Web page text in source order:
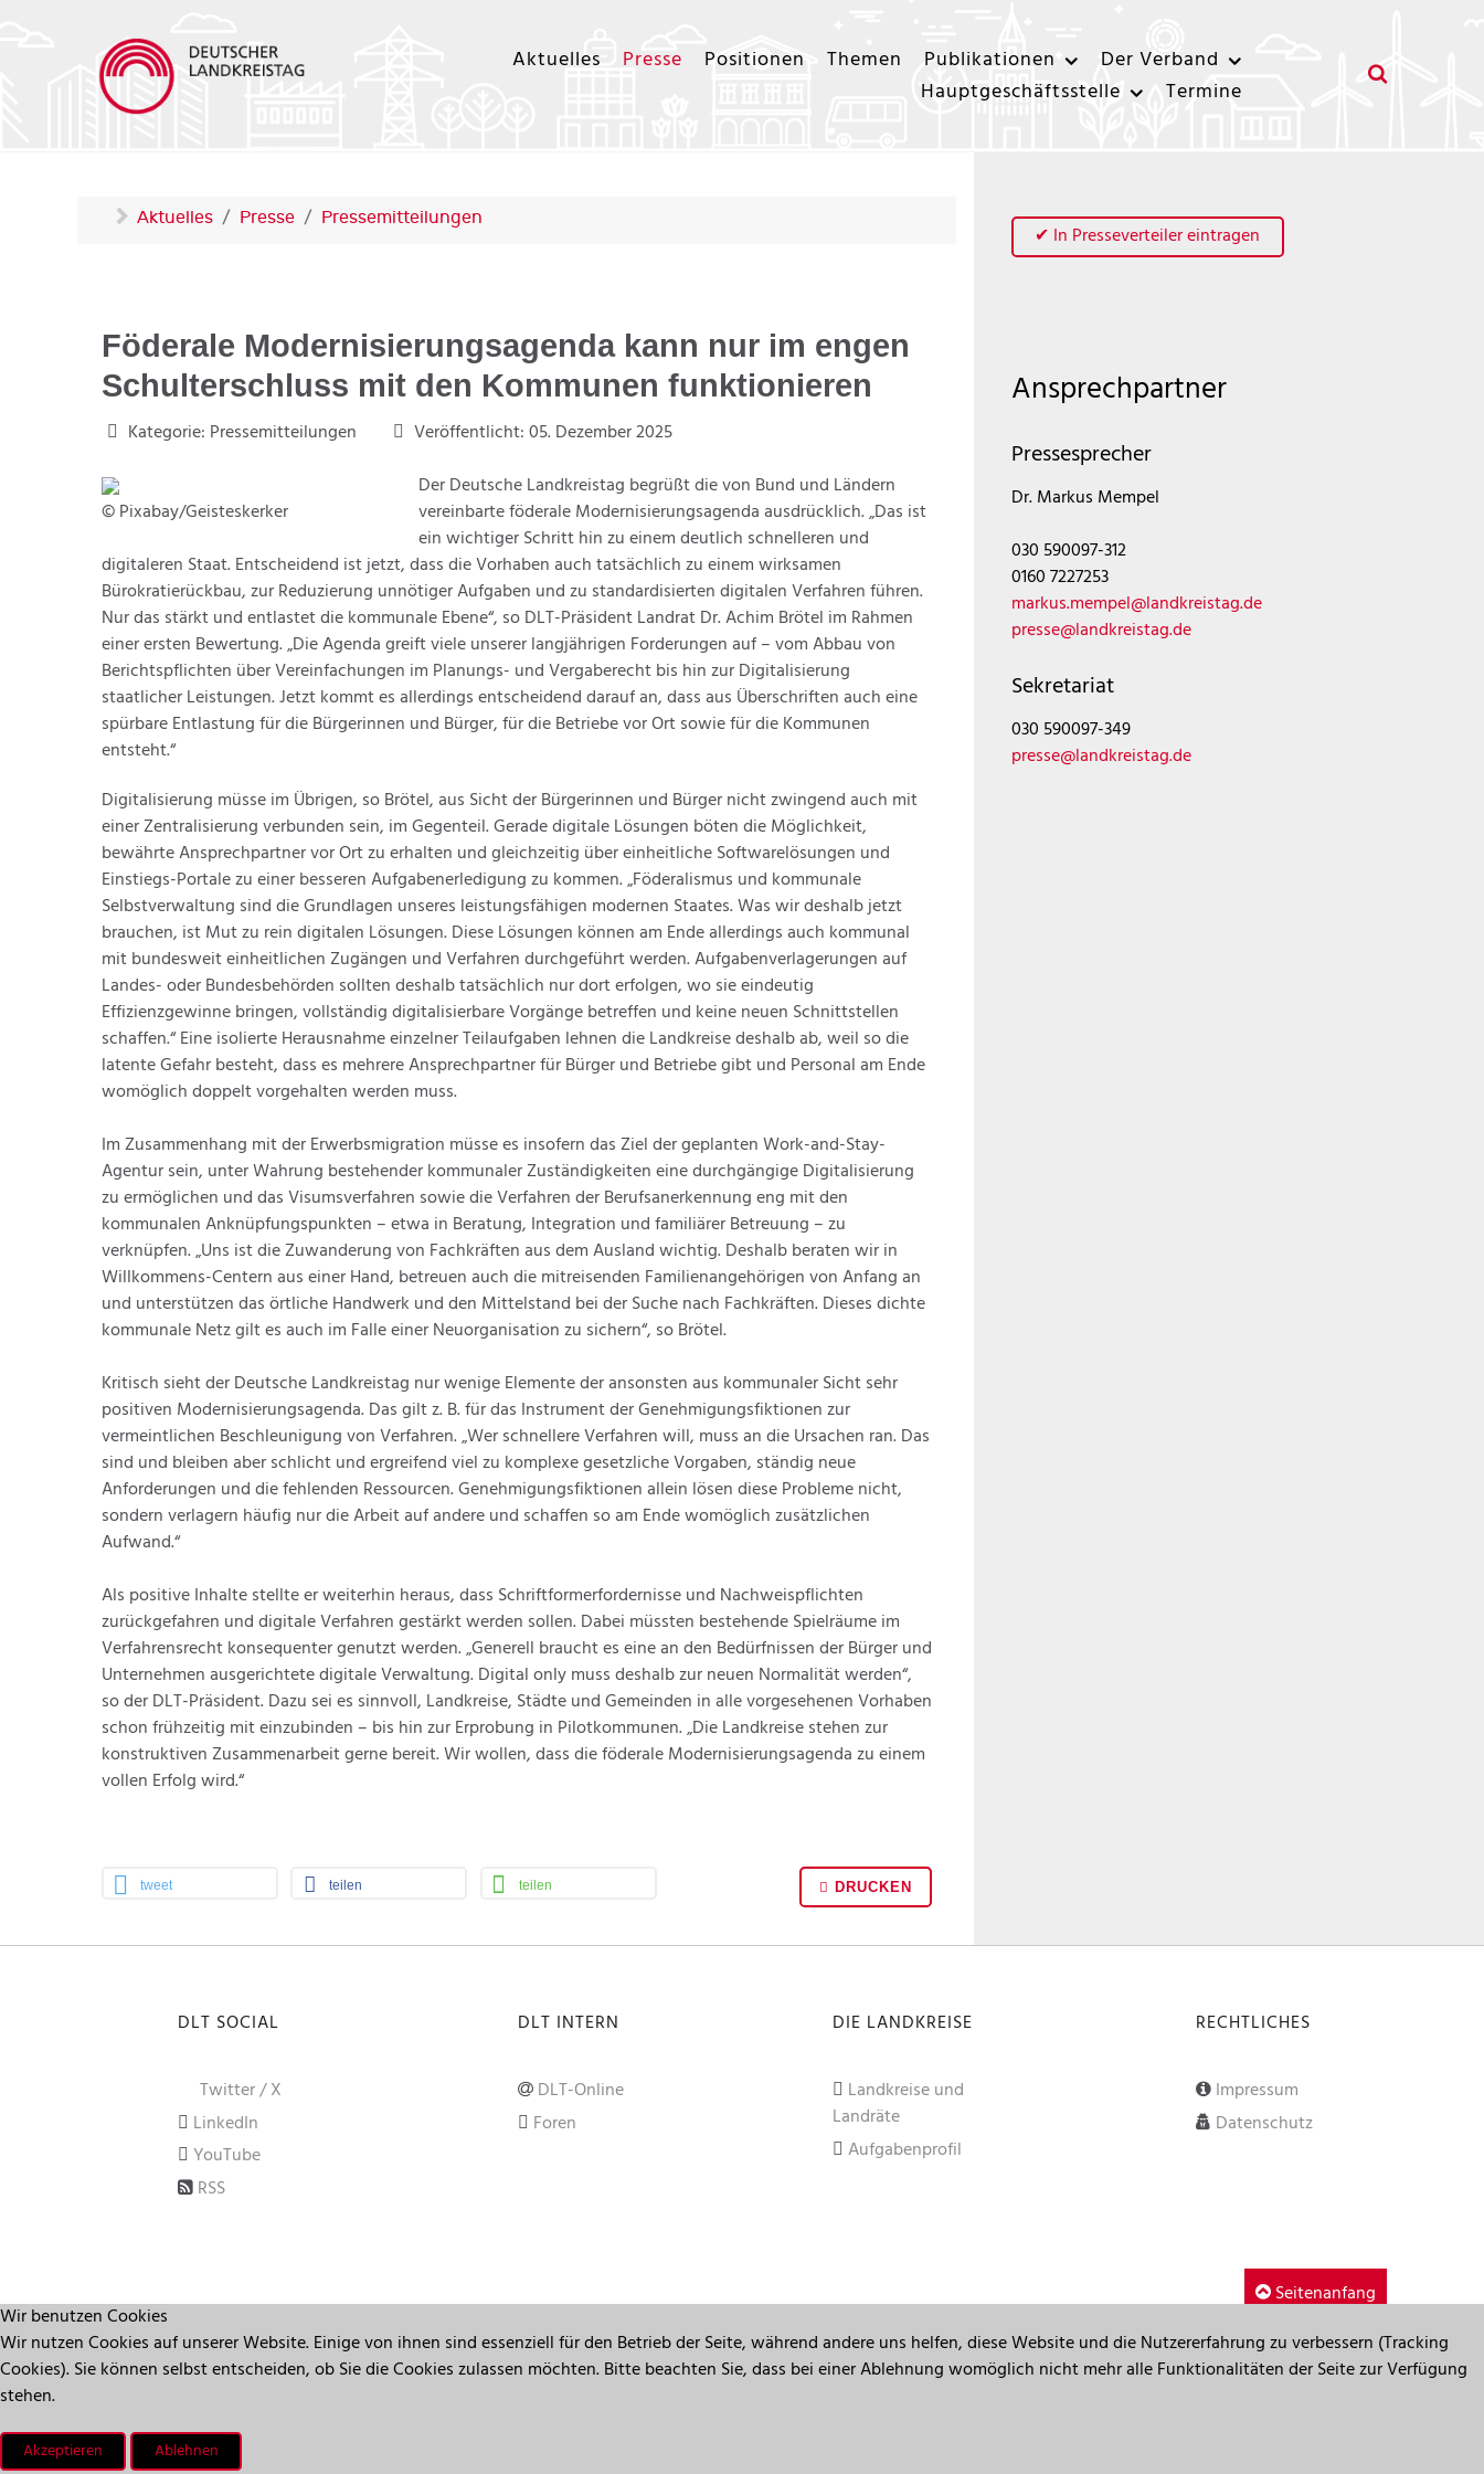
Aktuelles Presse Positionen Themen Publikationen
Der Verband
Hauptgeschäftsstelle
Termine
Aktuelles Presse Pressemitteilungen
Föderale Modernisierungsagenda kann nur im engen
Schulterschluss mit den Kommunen funktionieren
Kategorie: Pressemitteilungen Veröffentlicht: 05. Dezember 2025
© Pixabay/Geisteskerker
Der Deutsche Landkreistag begrüßt die von Bund und Ländern
vereinbarte föderale Modernisierungsagenda ausdrücklich. „Das ist
ein wichtiger Schritt hin zu einem deutlich schnelleren und
digitaleren Staat. Entscheidend ist jetzt, dass die Vorhaben auch tatsächlich zu einem wirksamen
Bürokratierückbau, zur Reduzierung unnötiger Aufgaben und zu standardisierten digitalen Verfahren führen.
Nur das stärkt und entlastet die kommunale Ebene“, so DLT-Präsident Landrat Dr. Achim Brötel im Rahmen
einer ersten Bewertung. „Die Agenda greift viele unserer langjährigen Forderungen auf – vom Abbau von
Berichtspflichten über Vereinfachungen im Planungs- und Vergaberecht bis hin zur Digitalisierung
staatlicher Leistungen. Jetzt kommt es allerdings entscheidend darauf an, dass aus Überschriften auch eine
spürbare Entlastung für die Bürgerinnen und Bürger, für die Betriebe vor Ort sowie für die Kommunen
entsteht.“
Digitalisierung müsse im Übrigen, so Brötel, aus Sicht der Bürgerinnen und Bürger nicht zwingend auch mit
einer Zentralisierung verbunden sein, im Gegenteil. Gerade digitale Lösungen böten die Möglichkeit,
bewährte Ansprechpartner vor Ort zu erhalten und gleichzeitig über einheitliche Softwarelösungen und
Einstiegs-Portale zu einer besseren Aufgabenerledigung zu kommen. „Föderalismus und kommunale
Selbstverwaltung sind die Grundlagen unseres leistungsfähigen modernen Staates. Was wir deshalb jetzt
brauchen, ist Mut zu rein digitalen Lösungen. Diese Lösungen können am Ende allerdings auch kommunal
mit bundesweit einheitlichen Zugängen und Verfahren durchgeführt werden. Aufgabenverlagerungen auf
Landes- oder Bundesbehörden sollten deshalb tatsächlich nur dort erfolgen, wo sie eindeutig
Effizienzgewinne bringen, vollständig digitalisierbare Vorgänge betreffen und keine neuen Schnittstellen
schaffen.“ Eine isolierte Herausnahme einzelner Teilaufgaben lehnen die Landkreise deshalb ab, weil so die
latente Gefahr besteht, dass es mehrere Ansprechpartner für Bürger und Betriebe gibt und Personal am Ende
womöglich doppelt vorgehalten werden muss.
Im Zusammenhang mit der Erwerbsmigration müsse es insofern das Ziel der geplanten Work-and-Stay-
Agentur sein, unter Wahrung bestehender kommunaler Zuständigkeiten eine durchgängige Digitalisierung
zu ermöglichen und das Visumsverfahren sowie die Verfahren der Berufsanerkennung eng mit den
kommunalen Anknüpfungspunkten – etwa in Beratung, Integration und familiärer Betreuung – zu
verknüpfen. „Uns ist die Zuwanderung von Fachkräften aus dem Ausland wichtig. Deshalb beraten wir in
Willkommens-Centern aus einer Hand, betreuen auch die mitreisenden Familienangehörigen von Anfang an
und unterstützen das örtliche Handwerk und den Mittelstand bei der Suche nach Fachkräften. Dieses dichte
kommunale Netz gilt es auch im Falle einer Neuorganisation zu sichern“, so Brötel.
Kritisch sieht der Deutsche Landkreistag nur wenige Elemente der ansonsten aus kommunaler Sicht sehr
positiven Modernisierungsagenda. Das gilt z. B. für das Instrument der Genehmigungsfiktionen zur
vermeintlichen Beschleunigung von Verfahren. „Wer schnellere Verfahren will, muss an die Ursachen ran. Das
sind und bleiben aber schlicht und ergreifend viel zu komplexe gesetzliche Vorgaben, ständig neue
Anforderungen und die fehlenden Ressourcen. Genehmigungsfiktionen allein lösen diese Probleme nicht,
sondern verlagern häufig nur die Arbeit auf andere und schaffen so am Ende womöglich zusätzlichen
Aufwand.“
Als positive Inhalte stellte er weiterhin heraus, dass Schriftformerfordernisse und Nachweispflichten
zurückgefahren und digitale Verfahren gestärkt werden sollen. Dabei müssten bestehende Spielräume im
Verfahrensrecht konsequenter genutzt werden. „Generell braucht es eine an den Bedürfnissen der Bürger und
Unternehmen ausgerichtete digitale Verwaltung. Digital only muss deshalb zur neuen Normalität werden“,
so der DLT-Präsident. Dazu sei es sinnvoll, Landkreise, Städte und Gemeinden in alle vorgesehenen Vorhaben
schon frühzeitig mit einzubinden – bis hin zur Erprobung in Pilotkommunen. „Die Landkreise stehen zur
konstruktiven Zusammenarbeit gerne bereit. Wir wollen, dass die föderale Modernisierungsagenda zu einem
vollen Erfolg wird.“
DRUCKEN
tweet teilen teilen
✔ In Presseverteiler eintragen
Ansprechpartner
Pressesprecher
Dr. Markus Mempel
030 590097-312
0160 7227253
markus.mempel@landkreistag.de
presse@landkreistag.de
Sekretariat
030 590097-349
presse@landkreistag.de
DLT SOCIAL
Twitter / X
LinkedIn
YouTube
RSS
DLT INTERN
DLT-Online
Foren
DIE LANDKREISE
Landkreise und
Landräte
Aufgabenprofil
RECHTLICHES
Impressum
Datenschutz
Seitenanfang
Wir benutzen Cookies
Wir nutzen Cookies auf unserer Website. Einige von ihnen sind essenziell für den Betrieb der Seite, während andere uns helfen, diese Website und die Nutzererfahrung zu verbessern (Tracking
Cookies). Sie können selbst entscheiden, ob Sie die Cookies zulassen möchten. Bitte beachten Sie, dass bei einer Ablehnung womöglich nicht mehr alle Funktionalitäten der Seite zur Verfügung
stehen.
Akzeptieren Ablehnen